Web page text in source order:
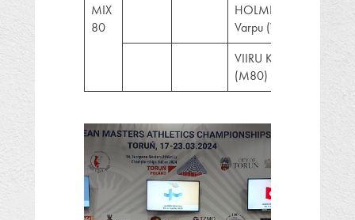
MIX
80
HOLMBERG
Varpu (W80)
VIIRU Kunto
(M80)